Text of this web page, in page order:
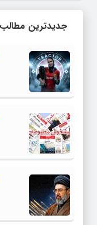
جدیدترین مطالب